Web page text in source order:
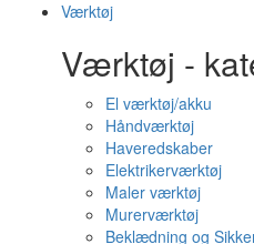
Værktøj
Værktøj -
El værktøj/akku
Håndværktøj
Haveredskaber
Elektrikerværktøj
Maler værktøj
Murerværktøj
Beklædning og